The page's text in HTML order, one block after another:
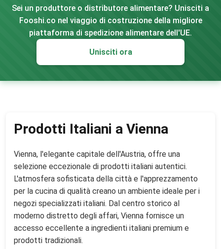
Sei un produttore o distributore alimentare? Unisciti a
Fooshi.co nel viaggio di costruzione della migliore
piattaforma di spedizione alimentare dell'UE.
Unisciti ora
Prodotti Italiani a Vienna
Vienna, l'elegante capitale dell'Austria, offre una
selezione eccezionale di prodotti italiani autentici.
L'atmosfera sofisticata della città e l'apprezzamento
per la cucina di qualità creano un ambiente ideale per i
negozi specializzati italiani. Dal centro storico al
moderno distretto degli affari, Vienna fornisce un
accesso eccellente a ingredienti italiani premium e
prodotti tradizionali.